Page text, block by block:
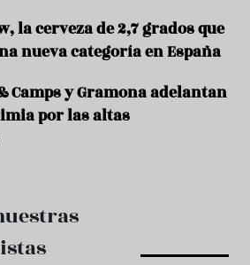
la cerveza de 2,7 grados que
nueva categoría en España
Camps y Gramona adelantan
por las altas